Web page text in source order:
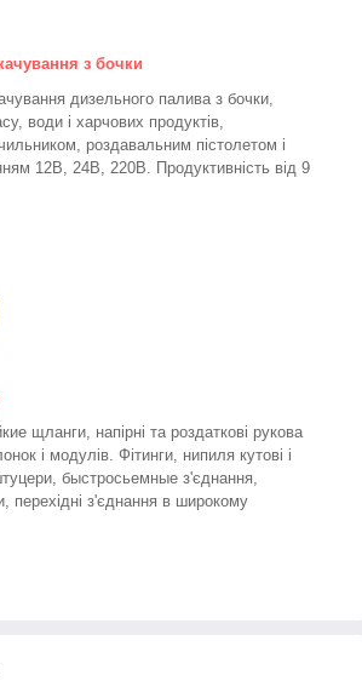
з бочки
дизельного палива з бочки,
води і харчових продуктів,
роздавальним пістолетом і
12В, 24В, 220В. Продуктивність від 9
щланги, напірні та роздаткові рукова
і модулів. Фітинги, нипиля кутові і
быстросьемные з'єднання,
перехідні з'єднання в широкому